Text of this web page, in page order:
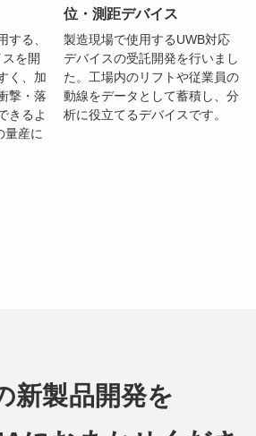
する、
を開
く、加
撃・落
きるよ
量産に
位・測距デバイス
製造現場で使用するUWB対応
デバイスの受託開発を行いまし
た。工場内のリフトや従業員の
動線をデータとして蓄積し、分
析に役立てるデバイスです。
新製品開発を